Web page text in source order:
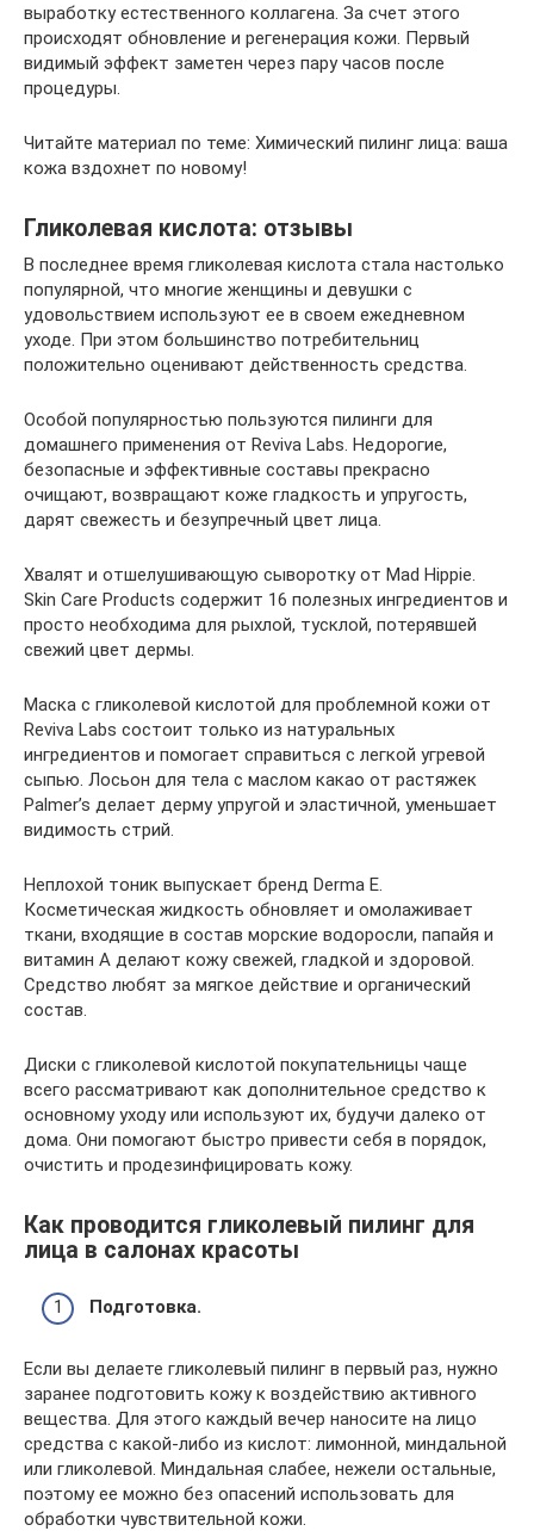
выработку естественного коллагена. За счет этого
происходят обновление и регенерация кожи. Первый
видимый эффект заметен через пару часов после
процедуры.
Читайте материал по теме: Химический пилинг лица: ваша
кожа вздохнет по новому!
Гликолевая кислота: отзывы
В последнее время гликолевая кислота стала настолько
популярной, что многие женщины и девушки с
удовольствием используют ее в своем ежедневном
уходе. При этом большинство потребительниц
положительно оценивают действенность средства.
Особой популярностью пользуются пилинги для
домашнего применения от Reviva Labs. Недорогие,
безопасные и эффективные составы прекрасно
очищают, возвращают коже гладкость и упругость,
дарят свежесть и безупречный цвет лица.
Хвалят и отшелушивающую сыворотку от Mad Hippie.
Skin Care Products содержит 16 полезных ингредиентов и
просто необходима для рыхлой, тусклой, потерявшей
свежий цвет дермы.
Маска с гликолевой кислотой для проблемной кожи от
Reviva Labs состоит только из натуральных
ингредиентов и помогает справиться с легкой угревой
сыпью. Лосьон для тела с маслом какао от растяжек
Palmer’s делает дерму упругой и эластичной, уменьшает
видимость стрий.
Неплохой тоник выпускает бренд Derma E.
Косметическая жидкость обновляет и омолаживает
ткани, входящие в состав морские водоросли, папайя и
витамин А делают кожу свежей, гладкой и здоровой.
Средство любят за мягкое действие и органический
состав.
Диски с гликолевой кислотой покупательницы чаще
всего рассматривают как дополнительное средство к
основному уходу или используют их, будучи далеко от
дома. Они помогают быстро привести себя в порядок,
очистить и продезинфицировать кожу.
Как проводится гликолевый пилинг для
лица в салонах красоты
Подготовка.
Если вы делаете гликолевый пилинг в первый раз, нужно
заранее подготовить кожу к воздействию активного
вещества. Для этого каждый вечер наносите на лицо
средства с какой-либо из кислот: лимонной, миндальной
или гликолевой. Миндальная слабее, нежели остальные,
поэтому ее можно без опасений использовать для
обработки чувствительной кожи.